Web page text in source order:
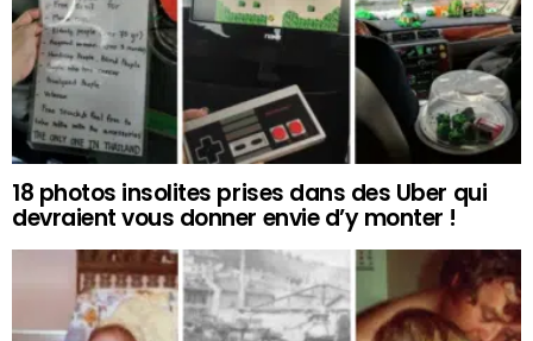
18 photos insolites prises dans des Uber qui
devraient vous donner envie d’y monter !